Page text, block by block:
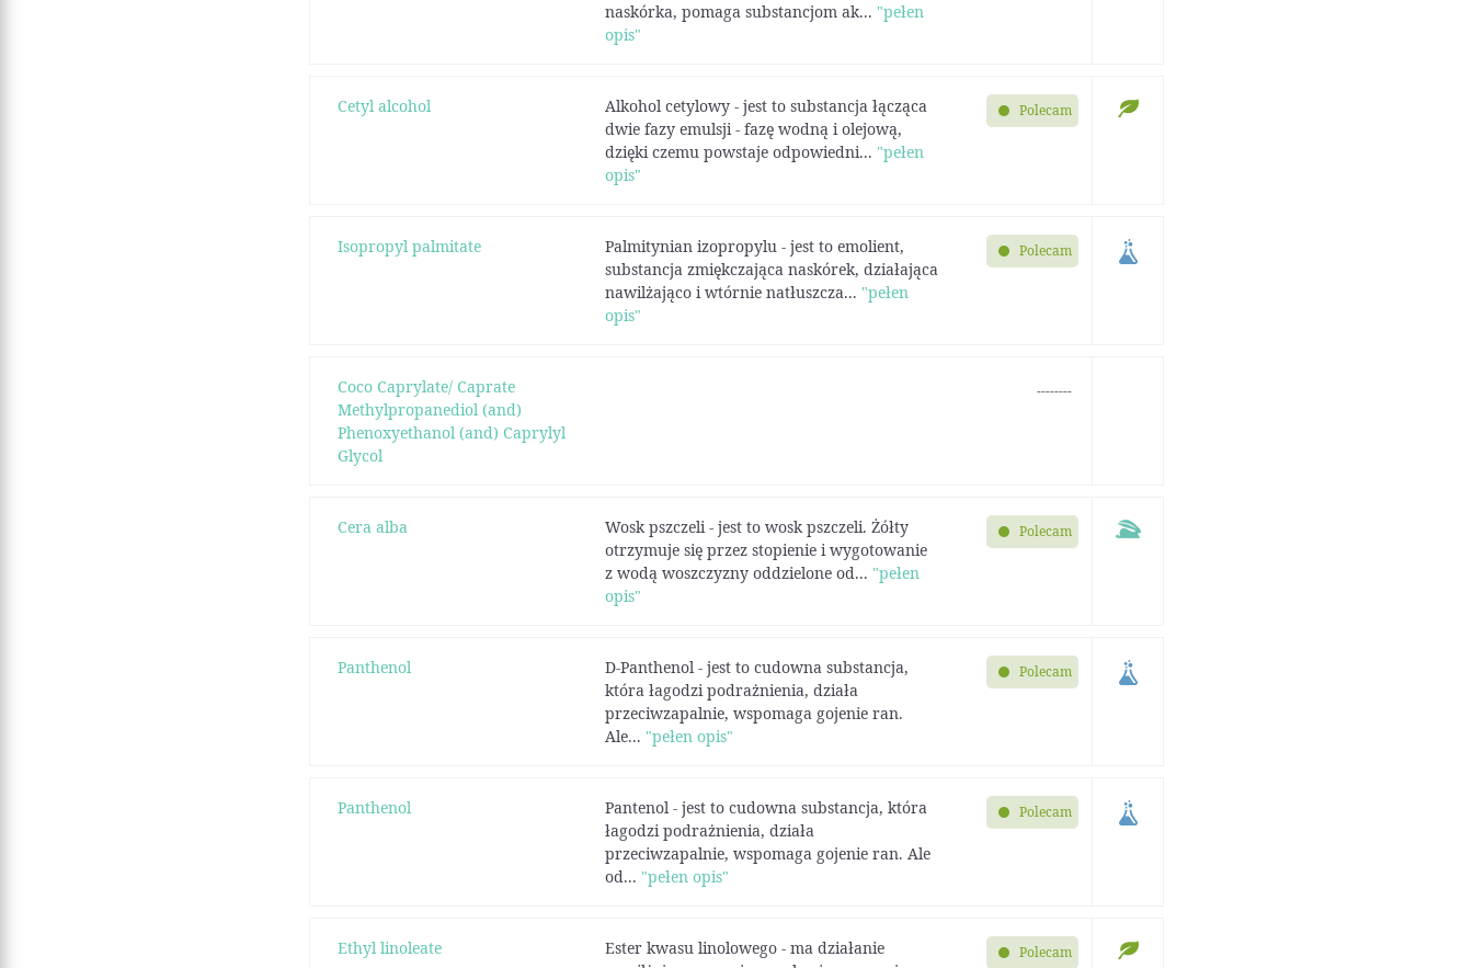
naskórka, pomaga substancjom ak... "pełen
opis"
Cetyl alcohol
Alkohol cetylowy - jest to substancja łącząca
dwie fazy emulsji - fazę wodną i olejową,
dzięki czemu powstaje odpowiedni... "pełen
opis"
Polecam
Isopropyl palmitate
Palmitynian izopropylu - jest to emolient,
substancja zmiękczająca naskórek, działająca
nawilżająco i wtórnie natłuszcza... "pełen
opis"
Polecam
Coco Caprylate/ Caprate
Methylpropanediol (and)
Phenoxyethanol (and) Caprylyl
Glycol
--------
Cera alba
Wosk pszczeli - jest to wosk pszczeli. Żółty
otrzymuje się przez stopienie i wygotowanie
z wodą woszczyzny oddzielone od... "pełen
opis"
Polecam
Panthenol
D-Panthenol - jest to cudowna substancja,
która łagodzi podrażnienia, działa
przeciwzapalnie, wspomaga gojenie ran.
Ale... "pełen opis"
Polecam
Panthenol
Pantenol - jest to cudowna substancja, która
łagodzi podrażnienia, działa
przeciwzapalnie, wspomaga gojenie ran. Ale
od... "pełen opis"
Polecam
Ethyl linoleate
Ester kwasu linolowego - ma działanie
Polecam